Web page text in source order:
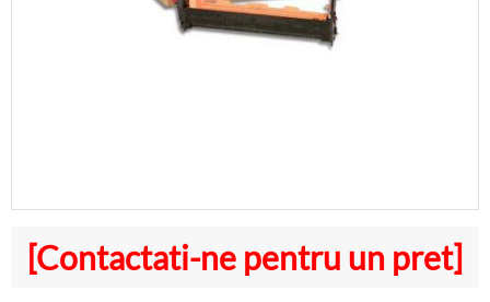
[Contactati-ne pentru un pret]